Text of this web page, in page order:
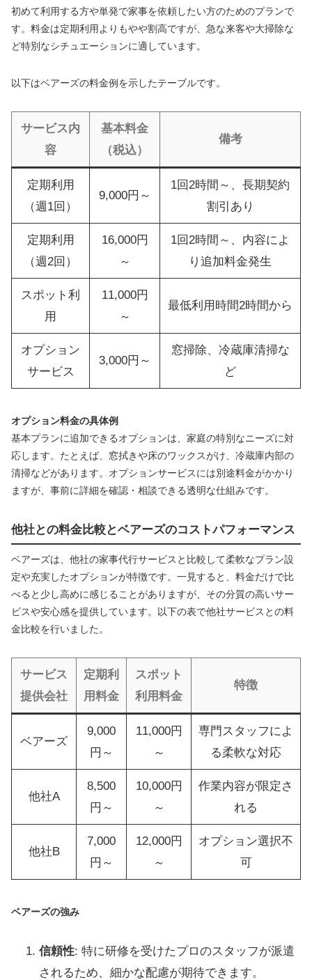
初めて利用する方や単発で家事を依頼したい方のためのプランで
す。料金は定期利用よりもやや割高ですが、急な来客や大掃除な
ど特別なシチュエーションに適しています。
以下はベアーズの料金例を示したテーブルです。
サービス内
容
基本料金
（税込）
備考
定期利用
（週1回）
9,000円～
1回2時間～、長期契約
割引あり
定期利用
（週2回）
16,000円
～
1回2時間～、内容によ
り追加料金発生
スポット利
用
11,000円
～
最低利用時間2時間から
オプション
サービス
3,000円～
窓掃除、冷蔵庫清掃な
ど
オプション料金の具体例
基本プランに追加できるオプションは、家庭の特別なニーズに対
応します。たとえば、窓拭きや床のワックスがけ、冷蔵庫内部の
清掃などがあります。オプションサービスには別途料金がかかり
ますが、事前に詳細を確認・相談できる透明な仕組みです。
他社との料金比較とベアーズのコストパフォーマンス
ベアーズは、他社の家事代行サービスと比較して柔軟なプラン設
定や充実したオプションが特徴です。一見すると、料金だけで比
べると少し高めに感じることがありますが、その分質の高いサー
ビスや安心感を提供しています。以下の表で他社サービスとの料
金比較を行いました。
サービス
提供会社
定期利
用料金
スポット
利用料金
特徴
ベアーズ
9,000
円～
11,000円
～
専門スタッフによ
る柔軟な対応
他社A
8,500
円～
10,000円
～
作業内容が限定さ
れる
他社B
7,000
円～
12,000円
～
オプション選択不
可
ベアーズの強み
信頼性: 特に研修を受けたプロのスタッフが派遣
されるため、細かな配慮が期待できます。